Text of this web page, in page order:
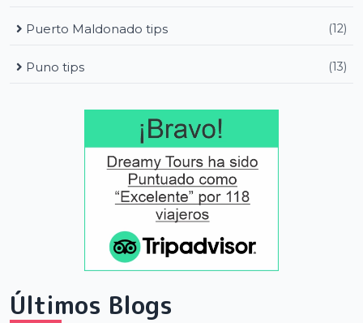
Puerto Maldonado tips (12)
Puno tips (13)
Últimos Blogs